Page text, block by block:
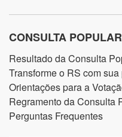
CONSULTA
Resultado da Consulta
Transforme o RS com
Orientações para a
Regramento da Consulta
Perguntas Frequentes